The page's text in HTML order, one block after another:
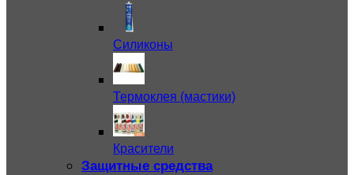
Силиконы
Термоклея (мастики)
Красители
Защитные средства